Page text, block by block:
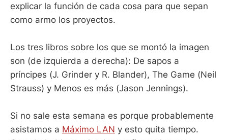
explicar la función de cada cosa para que sepan
como armo los proyectos.
Los tres libros sobre los que se montó la imagen
son (de izquierda a derecha): De sapos a
príncipes (J. Grinder y R. Blander), The Game (Neil
Strauss) y Menos es más (Jason Jennings).
Si no sale esta semana es porque probablemente
asistamos a Máximo LAN y esto quita tiempo.